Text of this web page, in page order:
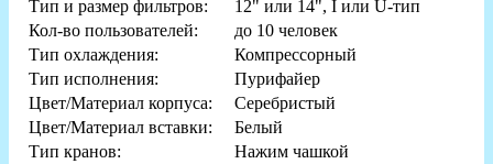
Тип и размер фильтров:
12" или 14", I или U-тип
Кол-во пользователей:
до 10 человек
Тип охлаждения:
Компрессорный
Тип исполнения:
Пурифайер
Цвет/Материал корпуса:
Серебристый
Цвет/Материал вставки:
Белый
Тип кранов:
Нажим чашкой